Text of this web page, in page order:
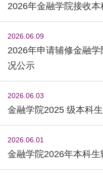
2026年金融学院接收
2026.06.09
2026年申请辅修金融
况公示
2026.06.03
金融学院2025 级本科
2026.06.01
金融学院2026年本科生